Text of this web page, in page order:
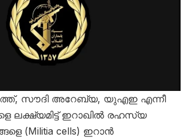
സൗദി അറേബ്യ, യുഎഇ എന്നീ
ലക്ഷ്യമിട്ട് ഇറാഖിൽ രഹസ്യ
(Militia cells) ഇറാൻ